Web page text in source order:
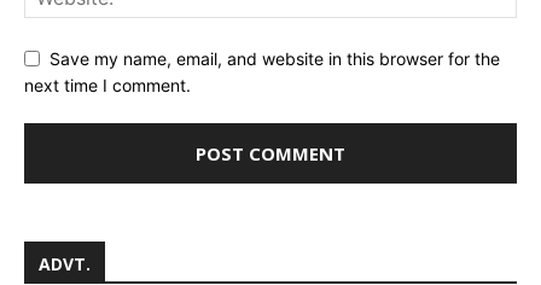
Save my name, email, and website in this browser for the
next time I comment.
ADVT.